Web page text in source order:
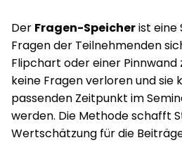
Der Fragen-Speicherist eine
Fragen der Teilnehmenden
Flipchart oder einer Pinnwand
keine Fragen verloren und sie
passenden Zeitpunkt im
werden. Die Methode schafft
Wertschätzung für die